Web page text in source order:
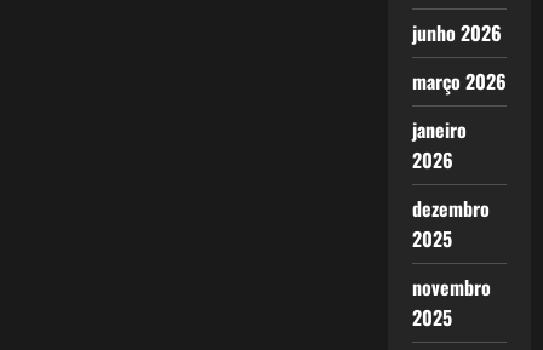
junho 2026
março 2026
janeiro
2026
dezembro
2025
novembro
2025